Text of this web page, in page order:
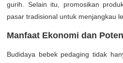
gurih. Selain itu, promosikan
pasar tradisional untuk menjangkau
Manfaat Ekonomi dan
Budidaya bebek pedaging tidak